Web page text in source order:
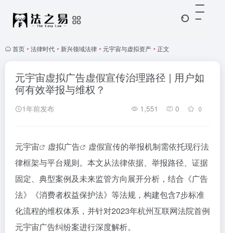
首页 • 法律时代 • 新兴领域法律 • 元宇宙与虚拟资产 • 正文
元宇宙虚拟广告虚假宣传治理路径 | 用户如
何有效举报与维权？
1年前发布 1,551 0 0
元宇宙 虚拟广告
虚假宣传的举报机制需依托现行法
律框架与平台规则。本文从法律依据、举报路径、证据
固定、典型案例及未来监管方向展开分析，结合《广告
法》《消费者权益保护法》等法规，构建包含7步标准
化流程的维权体系，并针对2023年杭州互联网法院首例
元宇宙广告纠纷案进行深度解析。